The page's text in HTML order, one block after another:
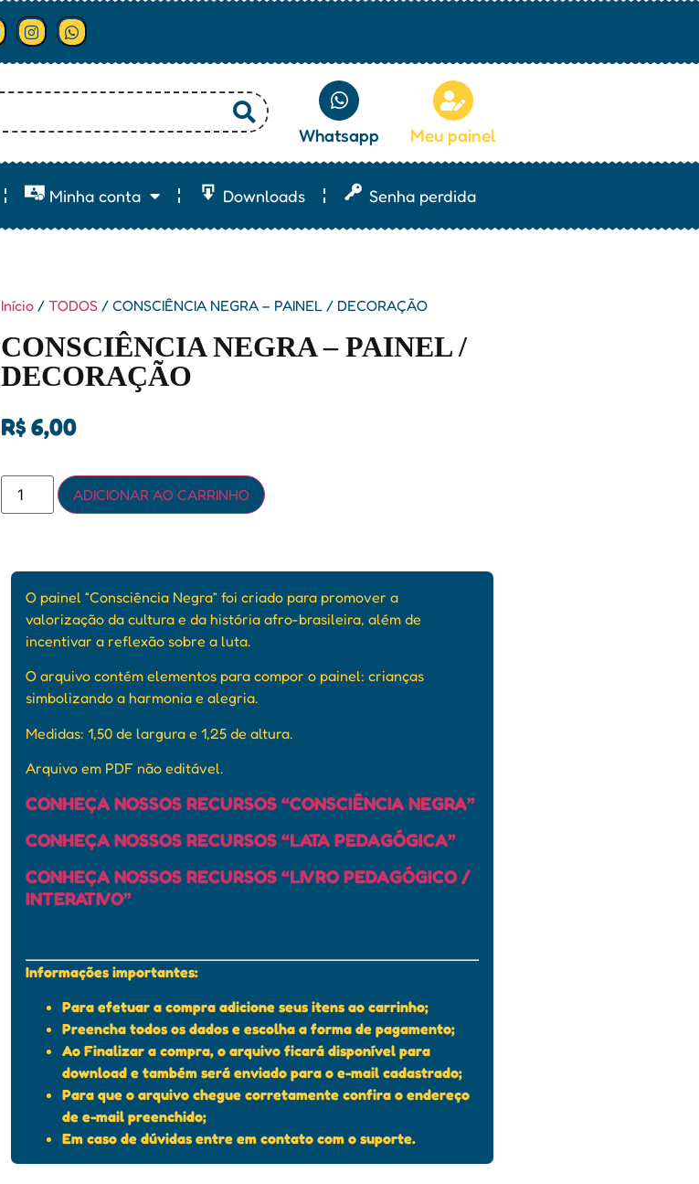
Whatsapp Meu painel
Minha conta Downloads Senha perdida
Início / TODOS / CONSCIÊNCIA NEGRA – PAINEL / DECORAÇÃO
CONSCIÊNCIA NEGRA – PAINEL /
DECORAÇÃO
R$6,00
ADICIONAR AO CARRINHO
O painel “Consciência Negra” foi criado para promover a
valorização da cultura e da história afro-brasileira, além de
incentivar a reflexão sobre a luta.
O arquivo contém elementos para compor o painel: crianças
simbolizando a harmonia e alegria.
Medidas: 1,50 de largura e 1,25 de altura.
Arquivo em PDF não editável.
CONHEÇA NOSSOS RECURSOS “CONSCIÊNCIA NEGRA”
CONHEÇA NOSSOS RECURSOS “LATA PEDAGÓGICA”
CONHEÇA NOSSOS RECURSOS “LIVRO PEDAGÓGICO /
INTERATIVO”
Informações importantes:
Para efetuar a compra adicione seus itens ao carrinho;
Preencha todos os dados e escolha a forma de pagamento;
Ao Finalizar a compra, o arquivo ficará disponível para
download e também será enviado para o e-mail cadastrado;
Para que o arquivo chegue corretamente confira o endereço
de e-mail preenchido;
Em caso de dúvidas entre em contato com o suporte.